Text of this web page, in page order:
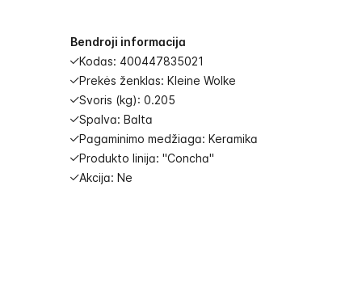
Bendroji informacija
Kodas: 400447835021
Prekės ženklas: Kleine Wolke
Svoris (kg): 0.205
Spalva: Balta
Pagaminimo medžiaga: Keramika
Produkto linija: "Concha"
Akcija: Ne